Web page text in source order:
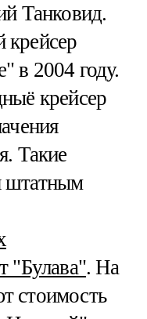
Танковид.
крейсер
в 2004 году.
крейсер
Такие
штатным
"Булава". На
стоимость